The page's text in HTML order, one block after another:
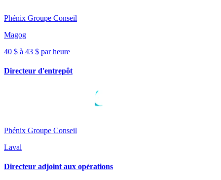
Phénix Groupe Conseil
Magog
40 $ à 43 $ par heure
Directeur d'entrepôt
Phénix Groupe Conseil
Laval
Directeur adjoint aux opérations